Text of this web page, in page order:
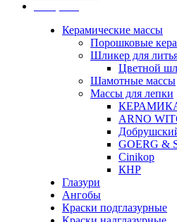
Керамические массы
Порошковые
Шликер для
Цветной
Шамотные массы
Массы для лепки
ARNO
GOERG &
Cinikop
КНР
Глазури
Ангобы
Краски подглазурные